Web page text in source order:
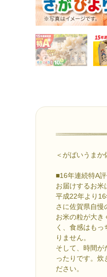
＜がばいうまか
■16年連続特A評
お届けするお米
平成22年より
さに佐賀県自慢
お米の粒が大き
く、食感はも
りません。
そして、時間が
ったりです。炊
ださい。